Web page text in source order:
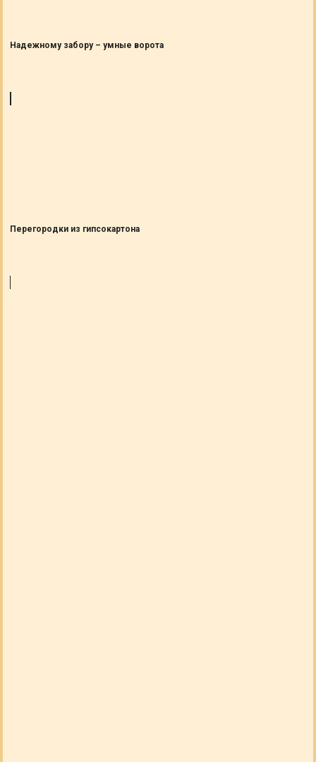
Надежному забору – умные ворота
Перегородки из гипсокартона